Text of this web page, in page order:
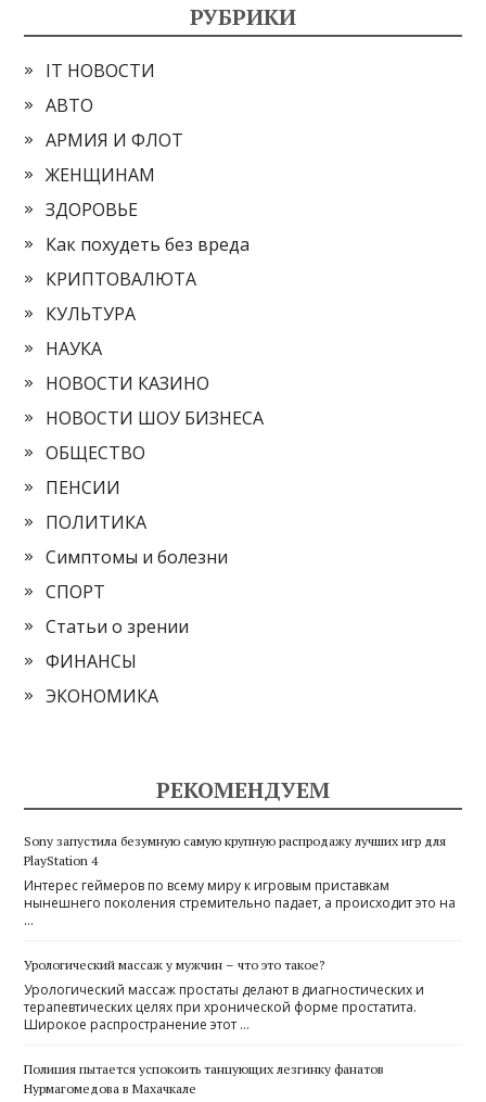
РУБРИКИ
IT НОВОСТИ
АВТО
АРМИЯ И ФЛОТ
ЖЕНЩИНАМ
ЗДОРОВЬЕ
Как похудеть без вреда
КРИПТОВАЛЮТА
КУЛЬТУРА
НАУКА
НОВОСТИ КАЗИНО
НОВОСТИ ШОУ БИЗНЕСА
ОБЩЕСТВО
ПЕНСИИ
ПОЛИТИКА
Симптомы и болезни
СПОРТ
Статьи о зрении
ФИНАНСЫ
ЭКОНОМИКА
РЕКОМЕНДУЕМ
Sony запустила безумную самую крупную распродажу лучших игр для
PlayStation 4
Интерес геймеров по всему миру к игровым приставкам
нынешнего поколения стремительно падает, а происходит это на
…
Урологический массаж у мужчин – что это такое?
Урологический массаж простаты делают в диагностических и
терапевтических целях при хронической форме простатита.
Широкое распространение этот …
Полиция пытается успокоить танцующих лезгинку фанатов
Нурмагомедова в Махачкале